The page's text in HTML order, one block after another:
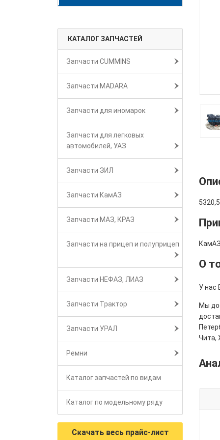
КАТАЛОГ ЗАПЧАСТЕЙ
Запчасти CUMMINS
Запчасти MADARA
Запчасти для иномарок
Запчасти для легковых
автомобилей, УАЗ
Запчасти ЗИЛ
Запчасти КамАЗ
Запчасти МАЗ, КРАЗ
Запчасти на прицеп и полуприцеп
Запчасти НЕФАЗ, ЛИАЗ
Запчасти Трактор
Запчасти УРАЛ
Ремни
Каталог запчастей по видам
Каталог по модельному ряду
Скачать весь прайс-лист
О
У нас
Мы
Чита,